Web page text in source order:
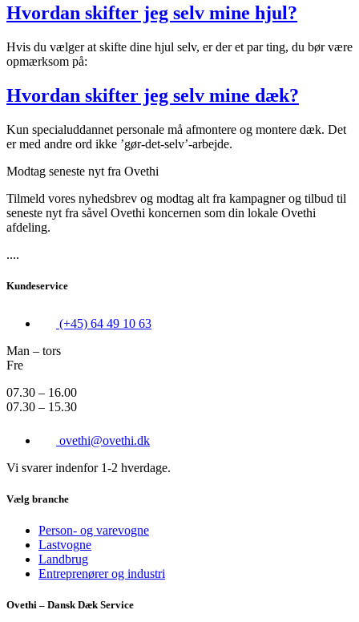
Hvordan skifter jeg selv mine hjul?
Hvis du vælger at skifte dine hjul selv, er der et par ting, du bør være
opmærksom på:
Hvordan skifter jeg selv mine dæk?
Kun specialuddannet personale må afmontere og montere dæk. Det
er med andre ord ikke ’gør-det-selv’-arbejde.
Modtag seneste nyt fra Ovethi
Tilmeld vores nyhedsbrev og modtag alt fra kampagner og tilbud til
seneste nyt fra såvel Ovethi koncernen som din lokale Ovethi
afdeling.
....
Kundeservice
(+45) 64 49 10 63
Man – tors
Fre
07.30 – 16.00
07.30 – 15.30
ovethi@ovethi.dk
Vi svarer indenfor 1-2 hverdage.
Vælg branche
Person- og varevogne
Lastvogne
Landbrug
Entreprenører og industri
Ovethi – Dansk Dæk Service